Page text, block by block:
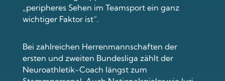
„peripheres Sehen im Teamsport ein ganz
wichtiger Faktor ist“.
Bei zahlreichen Herrenmannschaften der
ersten und zweiten Bundesliga zählt der
Neuroathletik-Coach längst zum